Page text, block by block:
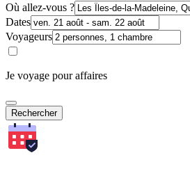
Où allez-vous ?
Dates
Voyageurs
Je voyage pour affaires
Rechercher